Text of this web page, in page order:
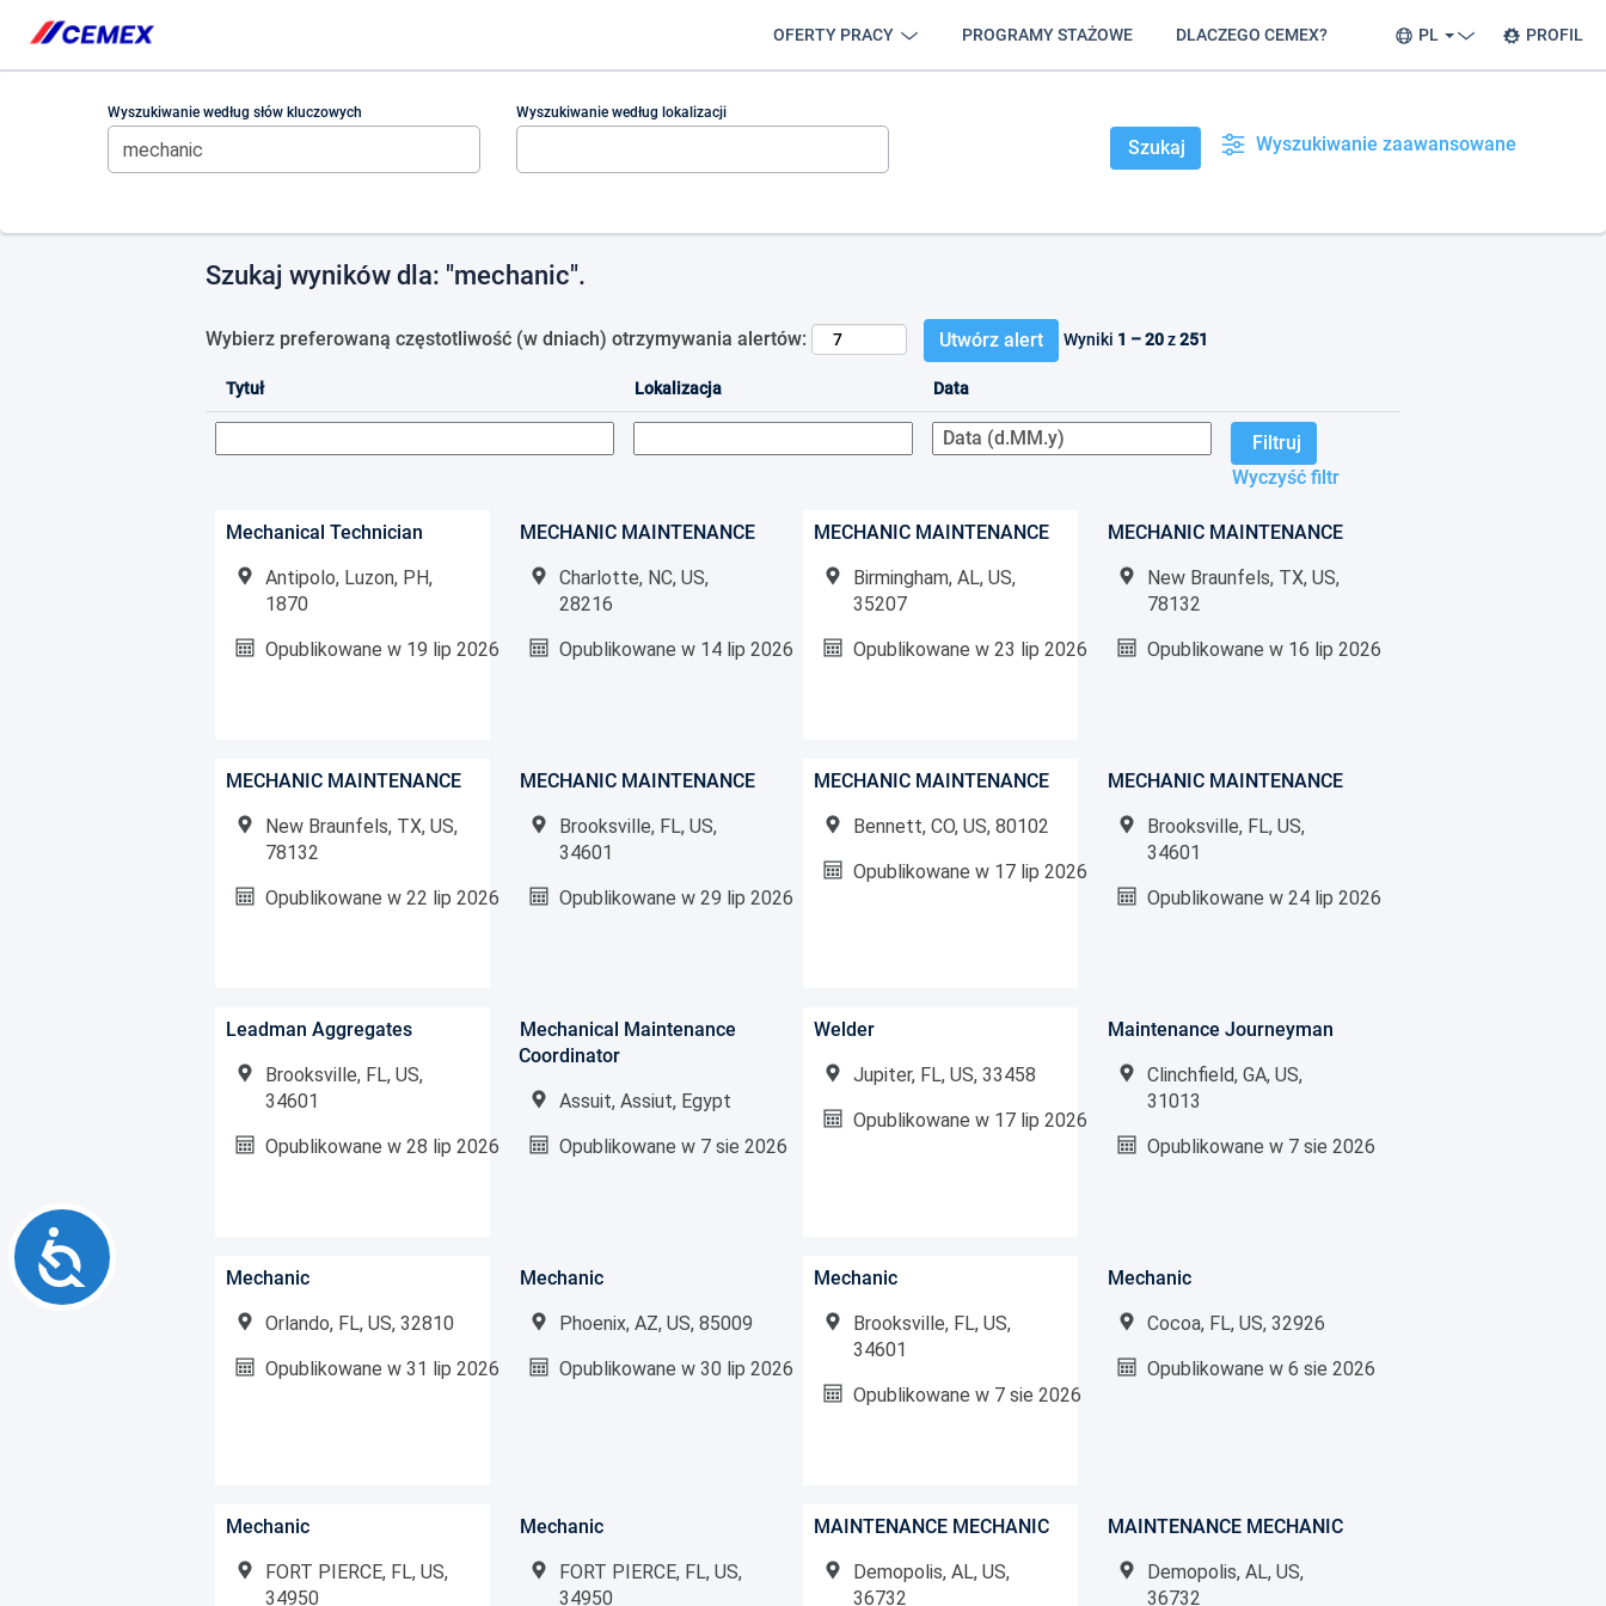
note:
Control-
Accessibility
OFERTY PRACY PROGRAMY STAŻOWE DLACZEGO CEMEX? PL PROFIL
Wyszukiwanie według słów kluczowych Wyszukiwanie według lokalizacji
Wyszukiwanie zaawansowane
Szukaj wyników dla "mechanic".
Wybierz preferowaną częstotliwość (w dniach) otrzymywania alertów: Utwórz alert Wyniki 1 – 20z251
Tytuł Lokalizacja Data
Wyczyść filtr
Mechanical Technician
Antipolo, Luzon, PH,
1870
Opublikowane w 19 lip 2026
MECHANIC MAINTENANCE
Charlotte, NC, US,
28216
Opublikowane w 14 lip 2026
MECHANIC MAINTENANCE
Birmingham, AL, US,
35207
Opublikowane w 23 lip 2026
MECHANIC MAINTENANCE
New Braunfels, TX, US,
78132
Opublikowane w 16 lip 2026
MECHANIC MAINTENANCE
New Braunfels, TX, US,
78132
Opublikowane w 22 lip 2026
MECHANIC MAINTENANCE
Brooksville, FL, US,
34601
Opublikowane w 29 lip 2026
MECHANIC MAINTENANCE
Bennett, CO, US, 80102
Opublikowane w 17 lip 2026
MECHANIC MAINTENANCE
Brooksville, FL, US,
34601
Opublikowane w 24 lip 2026
Leadman Aggregates
Brooksville, FL, US,
34601
Opublikowane w 28 lip 2026
Mechanical Maintenance
Coordinator
Assuit, Assiut, Egypt
Opublikowane w 7 sie 2026
Welder
Jupiter, FL, US, 33458
Opublikowane w 17 lip 2026
Maintenance Journeyman
Clinchfield, GA, US,
31013
Opublikowane w 7 sie 2026
Mechanic
Orlando, FL, US, 32810
Opublikowane w 31 lip 2026
Mechanic
Phoenix, AZ, US, 85009
Opublikowane w 30 lip 2026
Mechanic
Brooksville, FL, US,
34601
Opublikowane w 7 sie 2026
Mechanic
Cocoa, FL, US, 32926
Opublikowane w 6 sie 2026
Mechanic
FORT PIERCE, FL, US,
34950
Mechanic
FORT PIERCE, FL, US,
34950
MAINTENANCE MECHANIC
Demopolis, AL, US,
36732
MAINTENANCE MECHANIC
Demopolis, AL, US,
36732